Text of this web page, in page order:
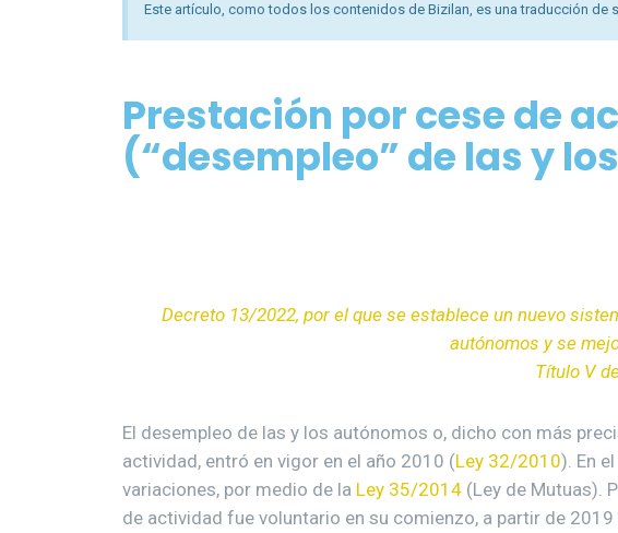
Este artículo, como todos los contenidos de Bizilan, es una traducción de
Prestación por cese de
(“desempleo” de las y
Decreto 13/2022, por el que se establece un nuevo
autónomos y se
Título V
El desempleo de las y los autónomos o, dicho con más
actividad, entró en vigor en el año 2010 (Ley 32/2010). En
variaciones, por medio de la Ley 35/2014 (Ley de Mutuas).
de actividad fue voluntario en su comienzo, a partir de